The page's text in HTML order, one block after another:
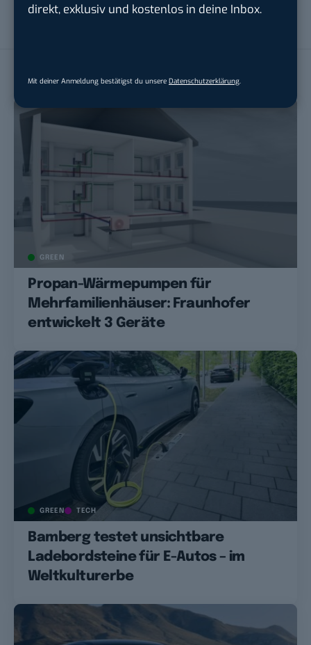
direkt, exklusiv und kostenlos in deine Inbox.
Mit deiner Anmeldung bestätigst du unsere Datenschutzerklärung
wurde. Privat sowie beruflich fokussiert sie sich auf die Themen
LESEEMPFEHLUNGEN
GREEN
Propan-Wärmepumpen für
Mehrfamilienhäuser: Fraunhofer
entwickelt 3 Geräte
GREEN TECH
Bamberg testet unsichtbare
Ladebordsteine für E-Autos – im
Weltkulturerbe